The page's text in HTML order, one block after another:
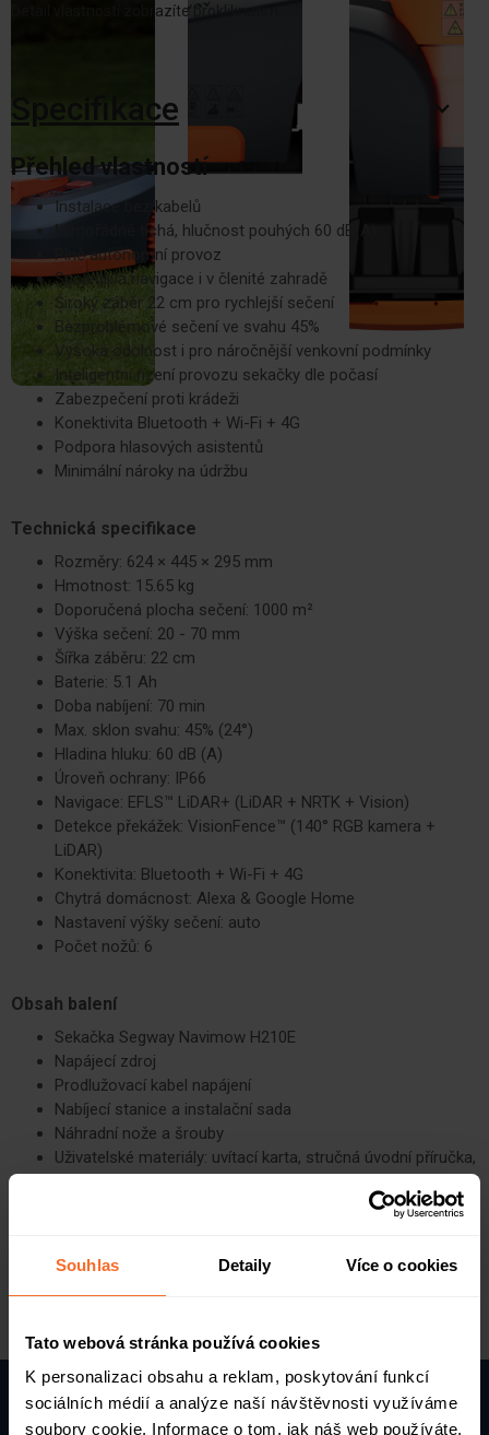
Souhlas Detaily Více o cookies
Tato webová stránka používá cookies
K personalizaci obsahu a reklam, poskytování funkcí
sociálních médií a analýze naší návštěvnosti využíváme
soubory cookie. Informace o tom, jak náš web používáte,
Detail vlastností zobrazíte prokliknutím.
Specifikace
Přehled vlastností
Instalace bez kabelů
Mimořádně tichá, hlučnost pouhých 60 dB(A)
Plně autonomní provoz
Spolehlivá navigace i v členité zahradě
Široký záběr 22 cm pro rychlejší sečení
Bezproblémové sečení ve svahu 45%
Vysoká odolnost i pro náročnější venkovní podmínky
Inteligentní řízení provozu sekačky dle počasí
Zabezpečení proti krádeži
Konektivita Bluetooth + Wi-Fi + 4G
Podpora hlasových asistentů
Minimální nároky na údržbu
Technická specifikace
Rozměry: 624 × 445 × 295 mm
Hmotnost: 15.65 kg
Doporučená plocha sečení: 1000 m²
Výška sečení: 20 - 70 mm
Šířka záběru: 22 cm
Baterie: 5.1 Ah
Doba nabíjení: 70 min
Max. sklon svahu: 45% (24°)
Hladina hluku: 60 dB (A)
Úroveň ochrany: IP66
Navigace: EFLS™ LiDAR+ (LiDAR + NRTK + Vision)
Detekce překážek: VisionFence™ (140° RGB kamera +
LiDAR)
Konektivita: Bluetooth + Wi-Fi + 4G
Chytrá domácnost: Alexa & Google Home
Nastavení výšky sečení: auto
Počet nožů: 6
Obsah balení
Sekačka Segway Navimow H210E
Napájecí zdroj
Prodlužovací kabel napájení
Nabíjecí stanice a instalační sada
Náhradní nože a šrouby
Uživatelské materiály: uvítací karta, stručná úvodní příručka,